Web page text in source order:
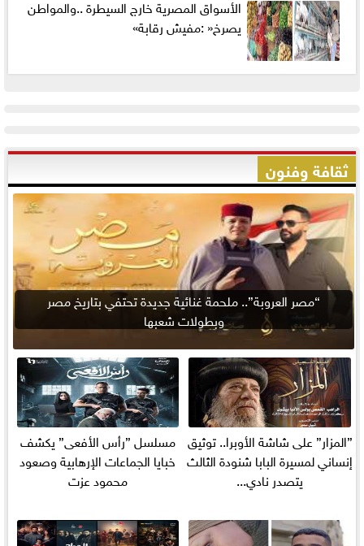
‬يصرخ‭: ‬‮«‬مفيش‭ ‬رقابة‮»‬
ثقافة وفنون
“مصر العروبة”.. ملحمة غنائية جديدة تحتفي بتاريخ مصر
وبطولات شعبها
”المزار” على شاشة الأوبرا.. توثيق
إنساني لمسيرة البابا شنودة الثالث
يتصدر نادي...
مسلسل ”رأس الأفعى” يكشف
خبايا الجماعات الإرهابية وصعود
محمود عزت